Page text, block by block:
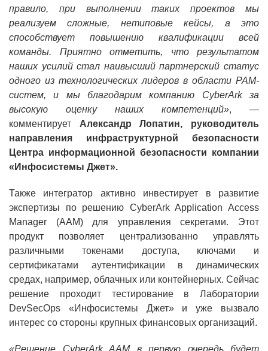
правило, при выполнении таких проектов мы
реализуем сложные, нетиповые кейсы, а это
способствует повышению квалификации всей
команды. Приятно отметить, что результатом
наших усилий стал наивысший партнерский статус
одного из технологических лидеров в области PAM-
систем, и мы благодарим компанию CyberArk
за
высокую оценку наших компетенций», —
комментирует Александр Лопатин,
руководитель
направления инфраструктурной безопасности
Центра информационной безопасности компании
«Инфосистемы Джет».
Также интегратор активно инвестирует в развитие
экспертизы по решению CyberArk Application Access
Manager (AAM) для управления секретами. Этот
продукт позволяет централизованно управлять
различными токенами доступа, ключами и
сертификатами аутентификации в динамических
средах, например, облачных или контейнерных. Сейчас
решение проходит тестирование в Лаборатории
DevSecOps
«Инфосистемы Джет» и уже вызвало
интерес со стороны крупных финансовых организаций.
«Решение CyberArk AAM в первую очередь будет